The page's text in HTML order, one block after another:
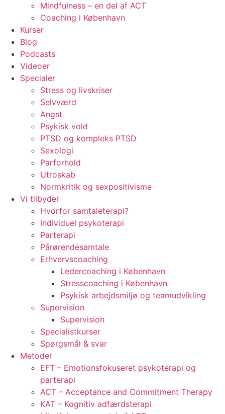
Mindfulness – en del af ACT
Coaching i København
Kurser
Blog
Podcasts
Videoer
Specialer
Stress og livskriser
Selvværd
Angst
Psykisk vold
PTSD og kompleks PTSD
Sexologi
Parforhold
Utroskab
Normkritik og sexpositivisme
Vi tilbyder
Hvorfor samtaleterapi?
Individuel psykoterapi
Parterapi
Pårørendesamtale
Erhvervscoaching
Ledercoaching i København
Stresscoaching i København
Psykisk arbejdsmiljø og teamudvikling
Supervision
Supervision
Specialistkurser
Spørgsmål & svar
Metoder
EFT – Emotionsfokuseret psykoterapi og
parterapi
ACT – Acceptance and Commitment Therapy
KAT – Kognitiv adfærdsterapi